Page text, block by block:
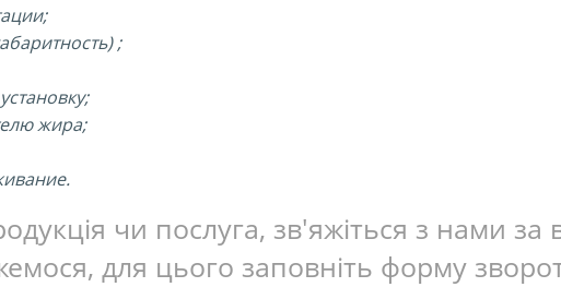
;
жира;
чи послуга, зв'яжіться з нами за
для цього заповніть форму